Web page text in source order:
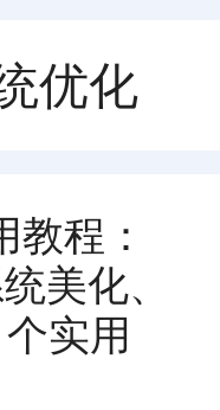
优化
程：
美化、
实用